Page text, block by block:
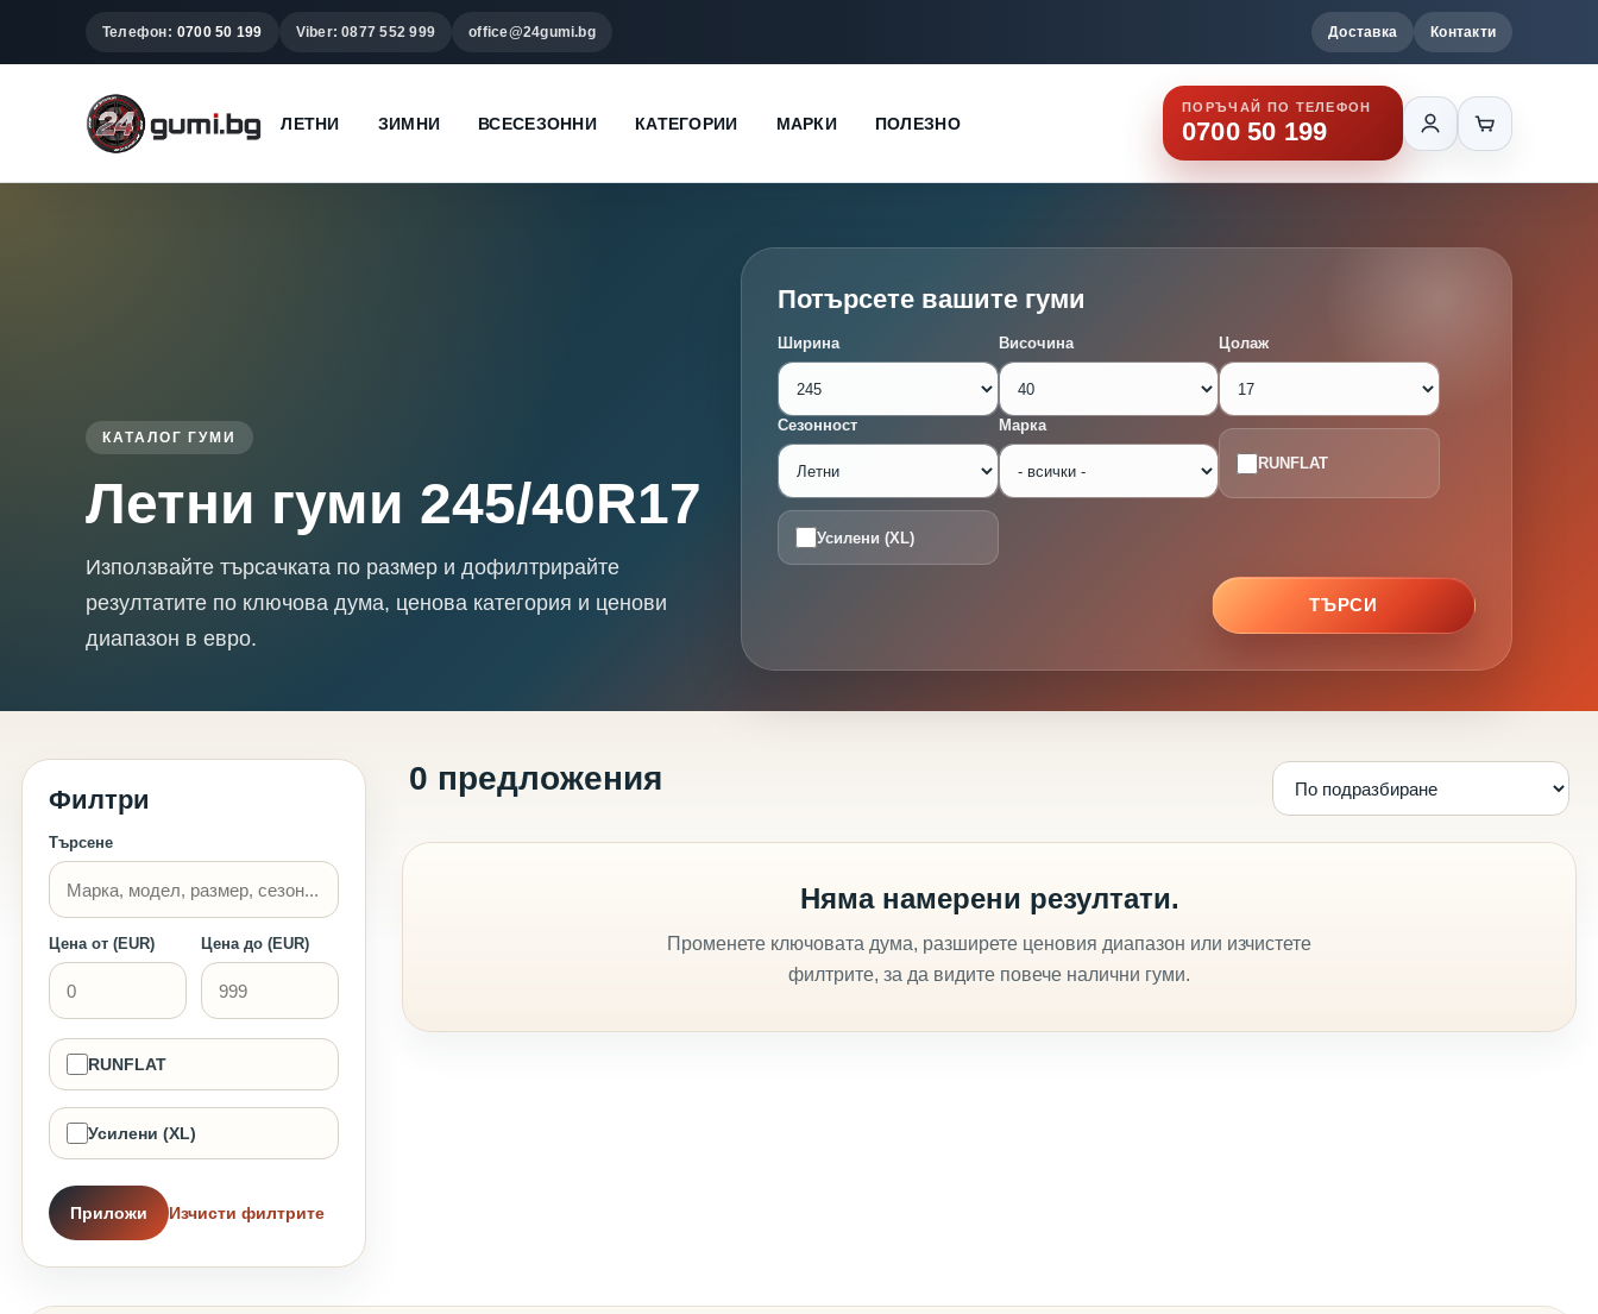
Телефон: 0700 50 199 Viber: 0877 552 999 office@24gumi.bg Доставка Контакти
ЛЕТНИ ЗИМНИ ВСЕСЕЗОННИ КАТЕГОРИИ МАРКИ ПОЛЕЗНО
ПОРЪЧАЙ ПО ТЕЛЕФОН
0700 50 199
КАТАЛОГ ГУМИ
Летни гуми 245/40R17
Използвайте търсачката по размер и дофилтрирайте
резултатите по ключова дума, ценова категория и ценови
диапазон в евро.
Потърсете вашите гуми
Ширина Височина Цолаж
Сезонност Марка
RUNFLAT
Усилени (XL)
ТЪРСИ
Филтри
Търсене
Цена от (EUR) Цена до (EUR)
RUNFLAT
Усилени (XL)
Приложи Изчисти филтрите
0 предложения
Няма намерени резултати.
Променете ключовата дума, разширете ценовия диапазон или изчистете
филтрите, за да видите повече налични гуми.